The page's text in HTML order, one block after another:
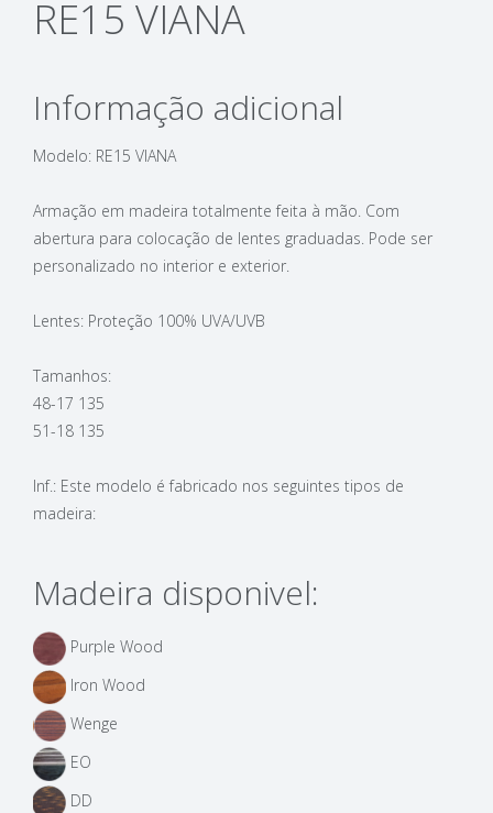
RE15 VIANA
Informação adicional
Modelo: RE15 VIANA
Armação em madeira totalmente feita à mão. Com
abertura para colocação de lentes graduadas. Pode ser
personalizado no interior e exterior.
Lentes: Proteção 100% UVA/UVB
Tamanhos:
48-17 135
51-18 135
Inf.: Este modelo é fabricado nos seguintes tipos de
madeira:
Madeira disponivel:
Purple Wood
Iron Wood
Wenge
EO
DD